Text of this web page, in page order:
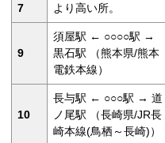
7 より高い所。
9
須屋駅 ← ○○○○駅 →
黒石駅 （熊本県/熊本
電鉄本線）
10
長与駅 ← ○○○駅 → 道
ノ尾駅 （長崎県/JR長
崎本線(鳥栖～長崎)）